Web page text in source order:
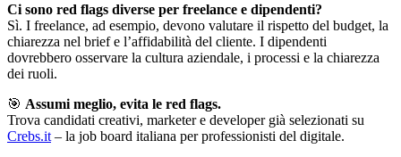
Ci sono red flags diverse per freelance e dipendenti?
Sì. I freelance, ad esempio, devono valutare il rispetto del budget, la
chiarezza nel brief e l’affidabilità del cliente. I dipendenti
dovrebbero osservare la cultura aziendale, i processi e la chiarezza
dei ruoli.
🎯 Assumi meglio, evita le red flags.
Trova candidati creativi, marketer e developer già selezionati su
Crebs.it – la job board italiana per professionisti del digitale.